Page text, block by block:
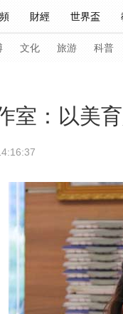
財經 世界盃
快評 習式妙語 熱
微視頻 主持人 下
文化 旅游 科普
天天學習 習式妙語
熊貓頻道 VR/
中國 新兵請入列
2026年冬奧會 CBA
體育大會 體育江湖
室：以美